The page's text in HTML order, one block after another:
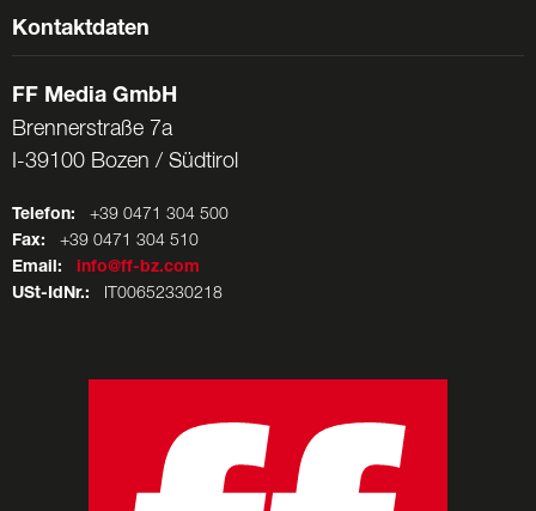
Kontaktdaten
FF Media GmbH
Brennerstraße 7a
I-39100 Bozen / Südtirol
Telefon: +39 0471 304 500
Fax: +39 0471 304 510
Email:
info@ff-bz.com
USt-IdNr.: IT00652330218